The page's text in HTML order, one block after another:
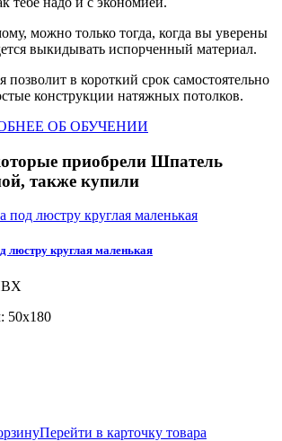
можно только тогда, когда вы уверены
выкидывать испорченный материал.
в короткий срок самостоятельно
конструкции натяжных потолков.
ОБ ОБУЧЕНИИ
приобрели Шпатель
также купили
люстру круглая маленькая
50х180
Перейти в карточку товара